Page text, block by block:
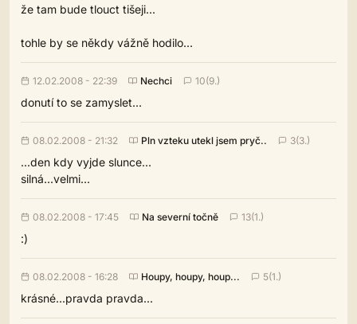
že tam bude tlouct tišeji...
tohle by se někdy vážně hodilo...
12.02.2008 - 22:39 Nechci 10(9.)
donutí to se zamyslet...
08.02.2008 - 21:32 Pln vzteku utekl jsem pryč.. 3(3.)
...den kdy vyjde slunce...
silná...velmi...
08.02.2008 - 17:45 Na severní točně 13(1.)
:)
08.02.2008 - 16:28 Houpy, houpy, houp... 5(1.)
krásné...pravda pravda...